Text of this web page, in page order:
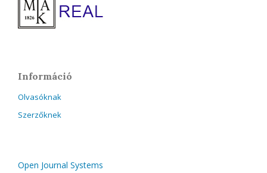
Információ
Olvasóknak
Szerzőknek
Open Journal Systems